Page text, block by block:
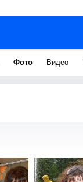
Фото Видео